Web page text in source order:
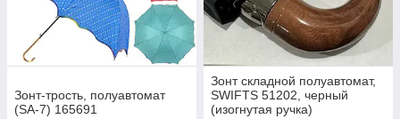
Зонт-трость, полуавтомат
(SA-7) 165691
Зонт складной полуавтомат,
SWIFTS 51202, черный
(изогнутая ручка)